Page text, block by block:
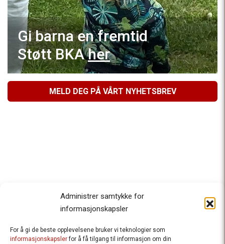
Administrer samtykke for
informasjonskapsler
For å gi de beste opplevelsene bruker vi teknologier som
informasjonskapslerfor å få tilgang til informasjon om din
Gi barna en fremtid
Støtt BKAher
MELD DEG PÅ VÅRT NYHETSBREV
Besteforeldrenes klimaaksjon